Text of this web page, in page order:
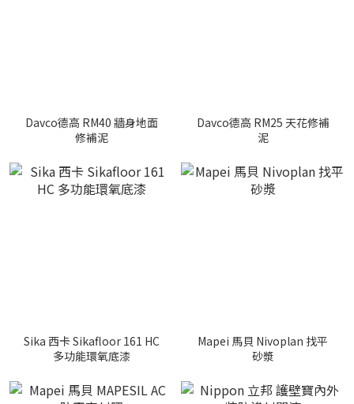
Davco德高 RM40 牆身地面
修補泥
Davco德高 RM25 天花修補
泥
Sika 西卡 Sikafloor 161 HC
多功能環氧底漆
Mapei 馬貝 Nivoplan 找平
砂漿